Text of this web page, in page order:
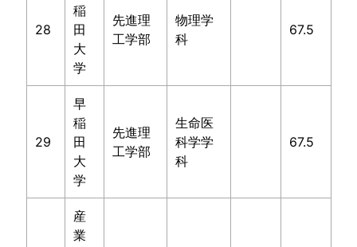
28
稲
田
大
学
先進理
工学部
物理学
科
67.5
29
早
稲
田
大
学
先進理
工学部
生命医
科学学
科
67.5
産
業